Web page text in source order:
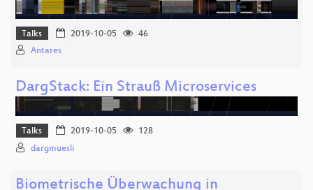
Talks 2019-10-05
46
Antares
DargStack: Ein Strauß Microservices
Talks 2019-10-05
128
dargmuesli
Biometrische Überwachung in